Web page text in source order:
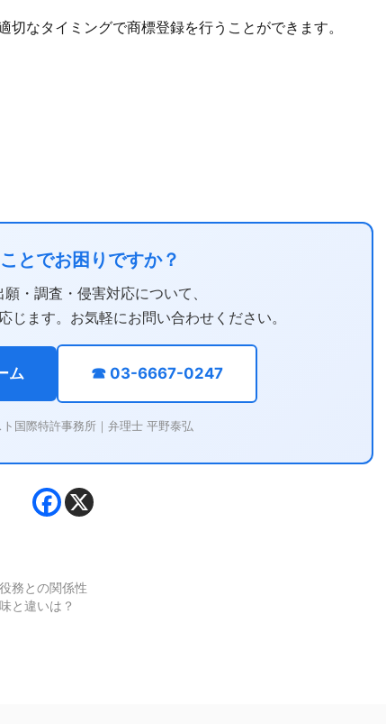
なタイミングで商標登録を行うことができます。
とでお困りですか？
・調査・侵害対応について、
じます。お気軽にお問い合わせください。
ム ☎ 03-6667-0247
国際特許事務所｜弁理士 平野泰弘
務との関係性
と違いは？